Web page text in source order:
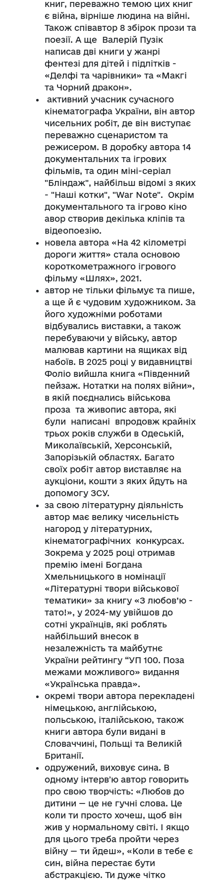
книг, переважно темою цих книг
є війна, вірніше людина на війні.
Також співавтор 8 збірок прози та
поезії. А ще Валерій Пузік
написав дві книги у жанрі
фентезі для дітей і підлітків -
«Делфі та чарівники» та «Макгі
та Чорний дракон».
активний учасник сучасного
кінематографа України, він автор
чисельних робіт, де він виступає
переважно сценаристом та
режисером. В доробку автора 14
документальних та ігрових
фільмів, та один міні-серіал
"Бліндаж", найбільш відомі з яких
- "Наші котки", "War Note". Окрім
документального та ігрово кіно
авор створив декілька кліпів та
відеопоезію.
новела автора «На 42 кілометрі
дороги життя» стала основою
короткометражного ігрового
фільму «Шлях», 2021.
автор не тільки фільмує та пише,
а ще й є чудовим художником. За
його художніми роботами
відбувались виставки, а також
перебуваючи у війську, автор
малював картини на ящиках від
набоїв. В 2025 році у видавництві
Фоліо вийшла книга «Південний
пейзаж. Нотатки на полях війни»,
в якій поєднались військова
проза та живопис автора, які
були написані впродовж крайніх
трьох років служби в Одеській,
Миколаївській, Херсонській,
Запорізькій областях. Багато
своїх робіт автор виставляє на
аукціони, кошти з яких йдуть на
допомогу ЗСУ.
за свою літературну діяльність
автор має велику чисельність
нагород у літературних,
кінематографічних конкурсах.
Зокрема у 2025 році отримав
премію імені Богдана
Хмельницького в номінації
«Літературні твори військової
тематики» за книгу «З любов’ю -
тато!», у 2024-му увійшов до
сотні українців, які роблять
найбільший внесок в
незалежність та майбутнє
України рейтингу “УП 100. Поза
межами можливого» видання
«Українська правда».
окремі твори автора перекладені
німецькою, англійською,
польською, італійською, також
книги автора були видані в
Словаччині, Польщі та Великій
Британії.
одружений, виховує сина. В
одному інтервʼю автор говорить
про свою творчість: «Любов до
дитини — це не гучні слова. Це
коли ти просто хочеш, щоб він
жив у нормальному світі. І якщо
для цього треба пройти через
війну — ти йдеш», «Коли в тебе є
син, війна перестає бути
абстракцією. Ти дуже чітко